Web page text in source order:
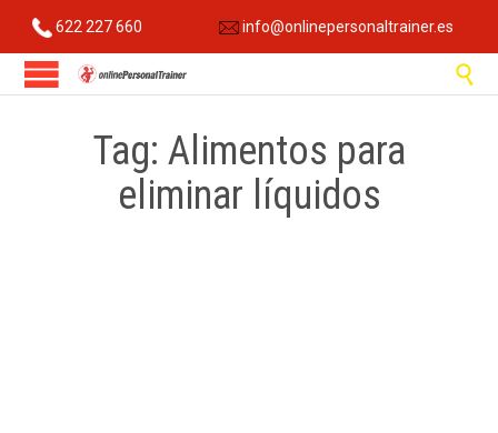
622 227 660 info@onlinepersonaltrainer.es

Tag: Alimentos para
eliminar líquidos